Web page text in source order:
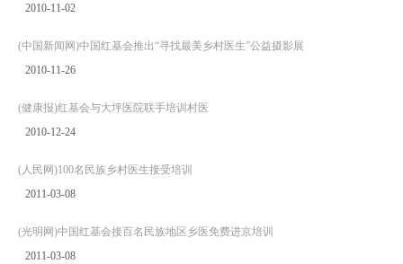
2010-11-02
(中国新闻网)中国红基会推出“寻找最美乡村医生”公益摄影展
2010-11-26
(健康报)红基会与大坪医院联手培训村医
2010-12-24
(人民网)100名民族乡村医生接受培训
2011-03-08
(光明网)中国红基会接百名民族地区乡医免费进京培训
2011-03-08